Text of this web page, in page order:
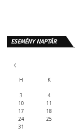
ESEMÉNY NAPTÁR
H K
3
4
10
11
17
18
24
25
31